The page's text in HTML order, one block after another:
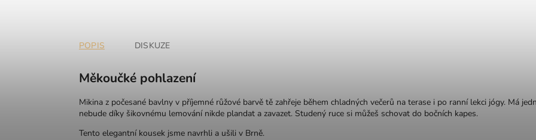
POPIS DISKUZE
Měkoučké pohlazení
Mikina z počesané bavlny v příjemné růžové barvě tě zahřeje během chladných večerů na terase i po ranní lekci jógy. Má
nebude díky šikovnému lemování nikde plandat a zavazet. Studený ruce si můžeš schovat do bočních kapes.
Tento elegantní kousek jsme navrhli a ušili v Brně.